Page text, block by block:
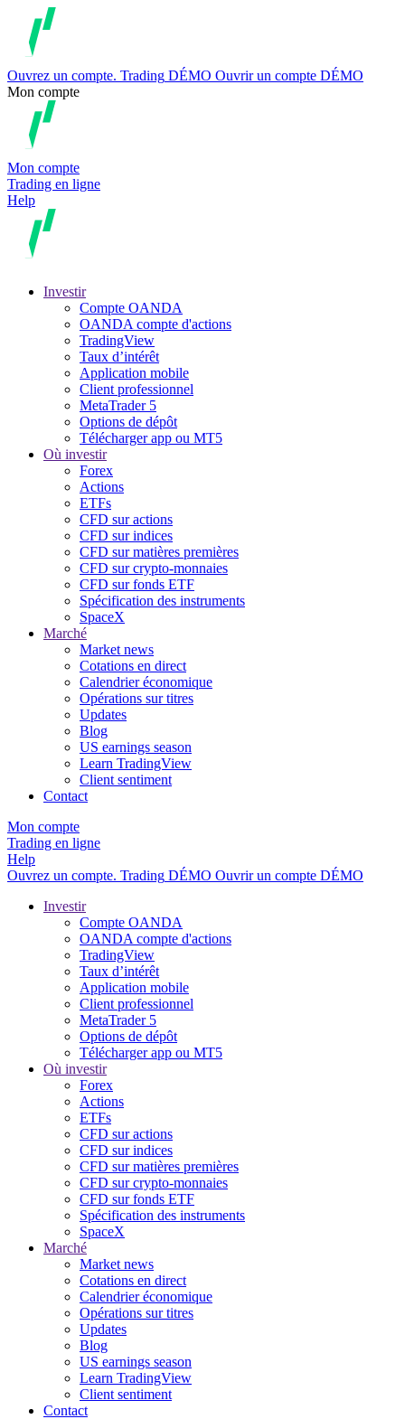
Ouvrez un compte. Trading DÉMO Ouvrir un compte DÉMO
Mon compte
Mon compte
Trading en ligne
Help
Investir
Compte OANDA
OANDA compte d'actions
TradingView
Taux d’intérêt
Application mobile
Client professionnel
MetaTrader 5
Options de dépôt
Télécharger app ou MT5
Où investir
Forex
Actions
ETFs
CFD sur actions
CFD sur indices
CFD sur matières premières
CFD sur crypto-monnaies
CFD sur fonds ETF
Spécification des instruments
SpaceX
Marché
Market news
Cotations en direct
Calendrier économique
Opérations sur titres
Updates
Blog
US earnings season
Learn TradingView
Client sentiment
Contact
Mon compte
Trading en ligne
Help
Ouvrez un compte. Trading DÉMO Ouvrir un compte DÉMO
Investir
Compte OANDA
OANDA compte d'actions
TradingView
Taux d’intérêt
Application mobile
Client professionnel
MetaTrader 5
Options de dépôt
Télécharger app ou MT5
Où investir
Forex
Actions
ETFs
CFD sur actions
CFD sur indices
CFD sur matières premières
CFD sur crypto-monnaies
CFD sur fonds ETF
Spécification des instruments
SpaceX
Marché
Market news
Cotations en direct
Calendrier économique
Opérations sur titres
Updates
Blog
US earnings season
Learn TradingView
Client sentiment
Contact